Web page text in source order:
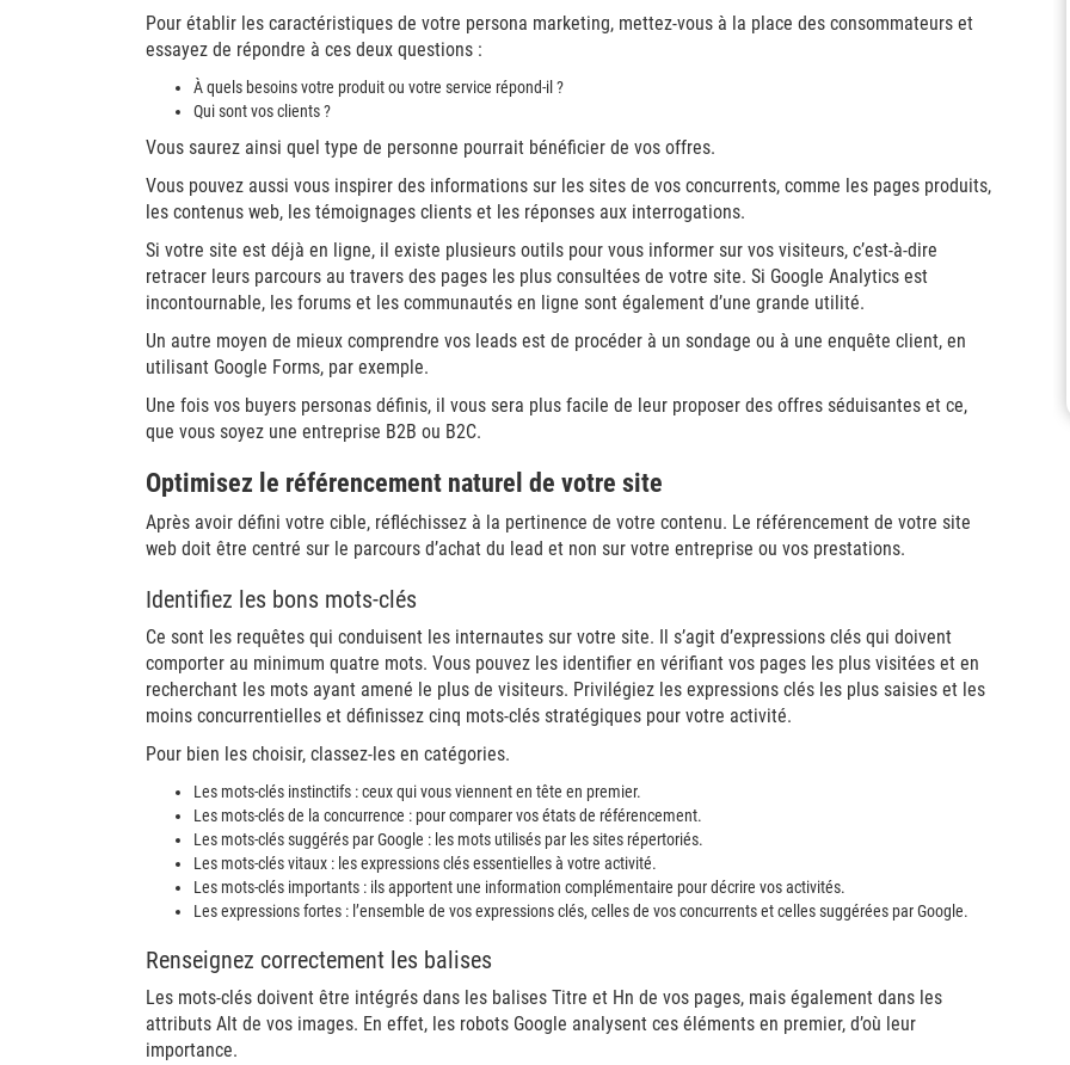
Pour établir les caractéristiques de votre persona marketing, mettez-vous à la place des consommateurs et
essayez de répondre à ces deux questions :
À quels besoins votre produit ou votre service répond-il ?
Qui sont vos clients ?
Vous saurez ainsi quel type de personne pourrait bénéficier de vos offres.
Vous pouvez aussi vous inspirer des informations sur les sites de vos concurrents, comme les pages produits,
les contenus web, les témoignages clients et les réponses aux interrogations.
Si votre site est déjà en ligne, il existe plusieurs outils pour vous informer sur vos visiteurs, c’est-à-dire
retracer leurs parcours au travers des pages les plus consultées de votre site. Si Google Analytics est
incontournable, les forums et les communautés en ligne sont également d’une grande utilité.
Un autre moyen de mieux comprendre vos leads est de procéder à un sondage ou à une enquête client, en
utilisant Google Forms, par exemple.
Une fois vos buyers personas définis, il vous sera plus facile de leur proposer des offres séduisantes et ce,
que vous soyez une entreprise B2B ou B2C.
Optimisez le référencement naturel de votre site
Après avoir défini votre cible, réfléchissez à la pertinence de votre contenu. Le référencement de votre site
web doit être centré sur le parcours d’achat du lead et non sur votre entreprise ou vos prestations.
Identifiez les bons mots-clés
Ce sont les requêtes qui conduisent les internautes sur votre site. Il s’agit d’expressions clés qui doivent
comporter au minimum quatre mots. Vous pouvez les identifier en vérifiant vos pages les plus visitées et en
recherchant les mots ayant amené le plus de visiteurs. Privilégiez les expressions clés les plus saisies et les
moins concurrentielles et définissez cinq mots-clés stratégiques pour votre activité.
Pour bien les choisir, classez-les en catégories.
Les mots-clés instinctifs : ceux qui vous viennent en tête en premier.
Les mots-clés de la concurrence : pour comparer vos états de référencement.
Les mots-clés suggérés par Google : les mots utilisés par les sites répertoriés.
Les mots-clés vitaux : les expressions clés essentielles à votre activité.
Les mots-clés importants : ils apportent une information complémentaire pour décrire vos activités.
Les expressions fortes : l’ensemble de vos expressions clés, celles de vos concurrents et celles suggérées par Google.
Renseignez correctement les balises
Les mots-clés doivent être intégrés dans les balises Titre et Hn de vos pages, mais également dans les
attributs Alt de vos images. En effet, les robots Google analysent ces éléments en premier, d’où leur
importance.